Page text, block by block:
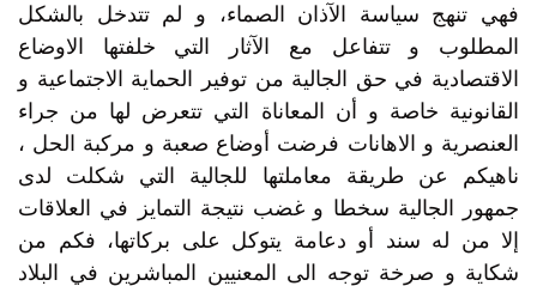
فهي تنهج سياسة الآذان الصماء، و لم تتدخل بالشكل
المطلوب و تتفاعل مع الآثار التي خلفتها الاوضاع
الاقتصادية في حق الجالية من توفير الحماية الاجتماعية و
القانونية خاصة و أن المعاناة التي تتعرض لها من جراء
العنصرية و الاهانات فرضت أوضاع صعبة و مركبة الحل ،
ناهيكم عن طريقة معاملتها للجالية التي شكلت لدى
جمهور الجالية سخطا و غضب نتيجة التمايز في العلاقات
إلا من له سند أو دعامة يتوكل على بركاتها، فكم من
شكاية و صرخة توجه الى المعنيين المباشرين في البلاد